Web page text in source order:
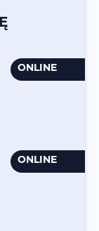
ONLINE
ONLINE